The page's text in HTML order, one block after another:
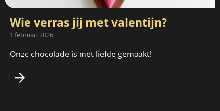
Wie verras jij met valentijn?
1 februari 2026
Onze chocolade is met liefde gemaakt!